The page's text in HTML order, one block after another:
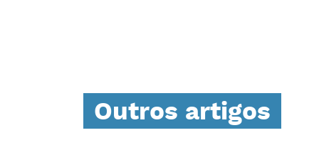
Outros artigos